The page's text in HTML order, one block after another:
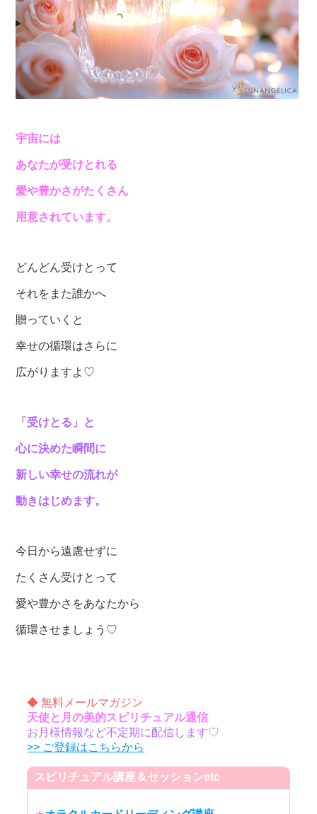
宇宙には
あなたが受けとれる
愛や豊かさがたくさん
用意されています。
どんどん受けとって
それをまた誰かへ
贈っていくと
幸せの循環はさらに
広がりますよ♡
「受けとる」と
心に決めた瞬間に
新しい幸せの流れが
動きはじめます。
今日から遠慮せずに
たくさん受けとって
愛や豊かさをあなたから
循環させましょう♡
◆ 無料メールマガジン
天使と月の美的スピリチュアル通信
お月様情報など不定期に配信します♡
>> ご登録はこちらから
スピリチュアル講座＆セッションetc